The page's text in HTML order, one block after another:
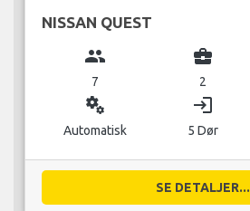
NISSAN QUEST
group
7
business_center
2
miscellaneous_services
Automatisk
login
5 Dør
SE DETALJER...